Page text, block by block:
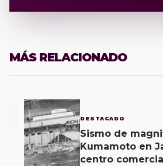
MÁS RELACIONADO
DESTACADO
Sismo de
Kumamoto en
centro